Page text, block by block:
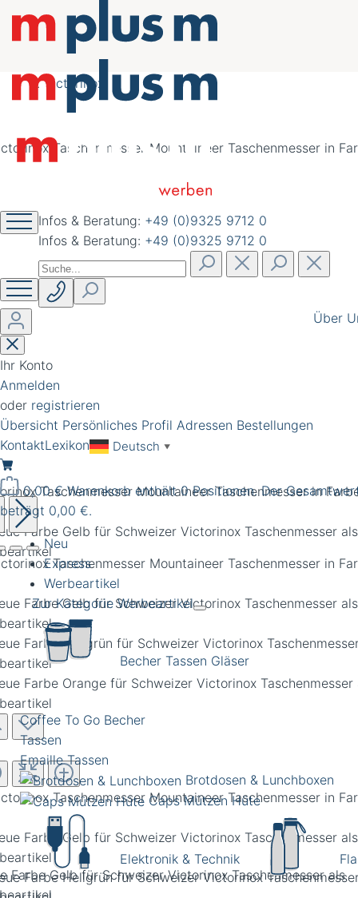
Infos & Beratung: +49 (0)9325 9712 0
Infos & Beratung: +49 (0)9325 9712 0
Ihr Konto
Anmelden
oder registrieren
Übersicht Persönliches Profil Adressen Bestellungen
Über
KontaktLexikon Deutsch ▼
0,00 €Warenkorb enthält 0 Positionen. Der
beträgt 0,00 €.
Neu
Express
Werbeartikel
Zur Kategorie Werbeartikel
Becher Tassen Gläser
Coffee To Go Becher
Tassen
Emaille Tassen
Brotdosen & Lunchboxen
Caps Mützen Hüte
Elektronik & Technik
nachhaltig schöner werben
Victorinox
Taschenmesser Mountaineer Taschenmesser in
Farbe Gelb für Schweizer Victorinox Taschenmesser als